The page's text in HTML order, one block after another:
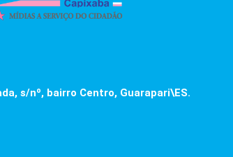
s/nº, bairro Centro, Guarapari\ES.